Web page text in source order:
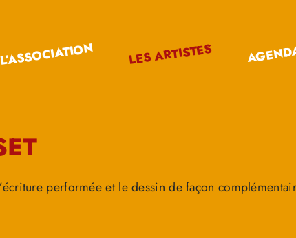
L’ASSOCIATION LES ARTISTES
performée et le dessin de façon